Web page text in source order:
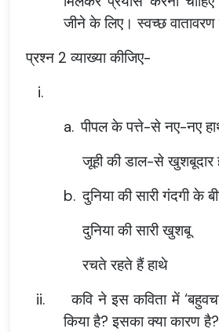
जीने के लिए। स्वच्छ
प्रश्न 2 व्याख्या कीजिए-
i.
a. पीपल के पत्ते-से नए-नए
जूही की डाल-से खुशबूदार
b. दुनिया की सारी गंदगी के
दुनिया की सारी खुशबू
रचते रहते हैं हाथे
ii.
कवि ने इस कविता में
किया है? इसका क्या कारण है?